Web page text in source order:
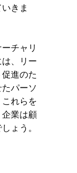
きま
チャリ
、リー
進のた
パーソ
れらを
業は顧
ょう。